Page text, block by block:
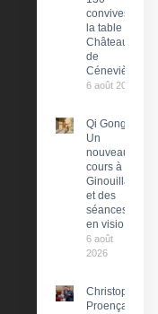
convives à
la table du
Château
de
Cénevières
6 août 2026
Qi Gong :
Un
nouveau
cours à
Ginouillac
et des
séances
en visio
6 août
2026
Christophe
Proença